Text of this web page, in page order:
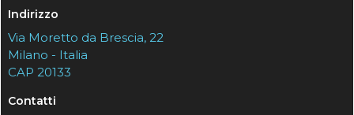
Indirizzo
Via Moretto da Brescia, 22
Milano - Italia
CAP 20133
Contatti